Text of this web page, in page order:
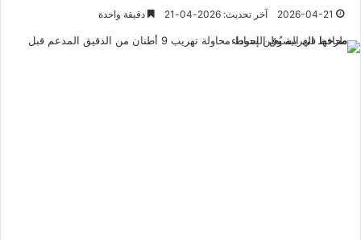
2026-04-21 آخر تحديث: 2026-04-21 دقيقة واحدة